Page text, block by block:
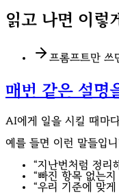
읽고 나면 이렇
프롬프트만 쓰
매번 같은 설명
AI에게 일을 시킬 때마
예를 들면 이런 말들입니
“지난번처럼 정리
“빠진 항목 없는지
“우리 기준에 맞게